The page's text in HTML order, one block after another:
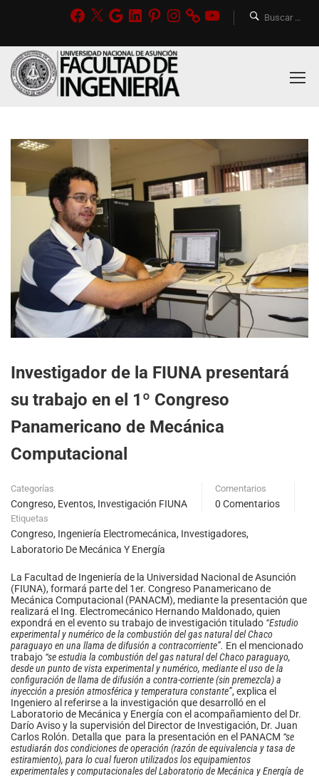
Investigador de la FIUNA presentará
su trabajo en el 1º Congreso
Panamericano de Mecánica
Computacional
Categorías
Congreso, Eventos, Investigación FIUNA
Comentarios
0 Comentarios
Etiquetas
Congreso, Ingeniería Electromecánica, Investigadores,
Laboratorio De Mecánica Y Energía
La Facultad de Ingeniería de la Universidad Nacional de Asunción
(FIUNA), formará parte del 1er. Congreso Panamericano de
Mecánica Computacional (PANACM), mediante la presentación que
realizará el Ing. Electromecánico Hernando Maldonado, quien
expondrá en el evento su trabajo de investigación titulado “Estudio
experimental y numérico de la combustión del gas natural del Chaco
paraguayo en una llama de difusión a contracorriente”. En el mencionado
trabajo “se estudia la combustión del gas natural del Chaco paraguayo,
desde un punto de vista experimental y numérico, mediante el uso de la
configuración de llama de difusión a contra-corriente (sin premezcla) a
inyección a presión atmosférica y temperatura constante”, explica el
Ingeniero al referirse a la investigación que desarrolló en el
Laboratorio de Mecánica y Energía con el acompañamiento del Dr.
Darío Aviso y la supervisión del Director de Investigación, Dr. Juan
Carlos Rolón. Detalla que para la presentación en el PANACM “se
estudiarán dos condiciones de operación (razón de equivalencia y tasa de
estiramiento), para lo cual fueron utilizados los equipamientos
experimentales y computacionales del Laboratorio de Mecánica y Energía de